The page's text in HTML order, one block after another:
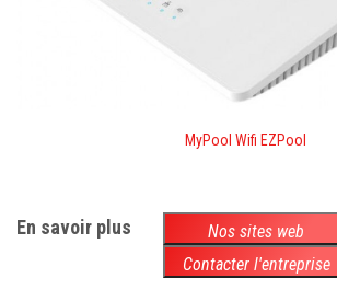
MyPool Wifi EZPool
En savoir plus
Nos sites web
Contacter l'entreprise